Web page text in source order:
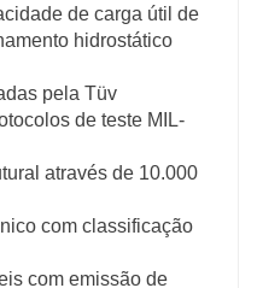
de carga útil de
hidrostático
pela Tüv
de teste MIL-
através de 10.000
com classificação
com emissão de